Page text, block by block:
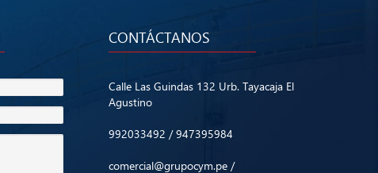
CONTÁCTANOS
Calle Las Guindas 132 Urb. Tayacaja El
Agustino
992033492 / 947395984
comercial@grupocym.pe /